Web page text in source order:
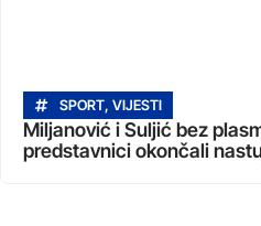
SPORT, VIJESTI
Miljanović i Suljić bez
predstavnici okončali